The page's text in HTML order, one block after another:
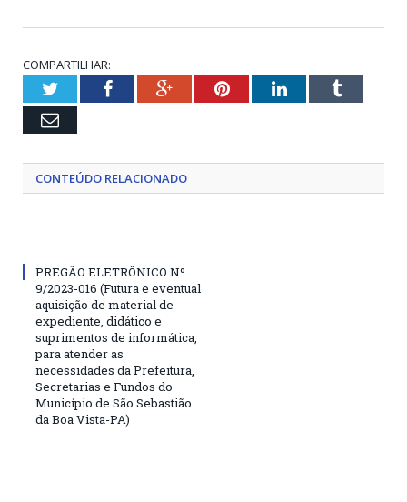
COMPARTILHAR:
TwitterFacebookGoogle+PinterestLinkedInTumblr
Email
CONTEÚDO RELACIONADO
PREGÃO ELETRÔNICO Nº
9/2023-016 (Futura e eventual
aquisição de material de
expediente, didático e
suprimentos de informática,
para atender as
necessidades da Prefeitura,
Secretarias e Fundos do
Município de São Sebastião
da Boa Vista-PA)